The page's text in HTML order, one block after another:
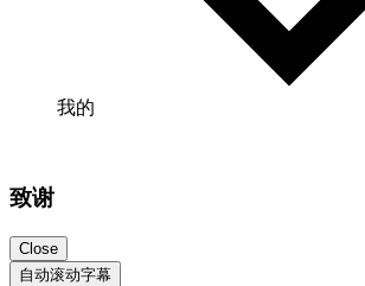
我的
致谢
Close
自动滚动字幕